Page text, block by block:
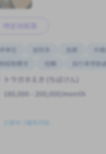
停車位 加班多 加薪 外
無經驗要求
短期 自行車停放處
トウガネえき (ちばけん)
180,000 - 200,000/month
已發布 3個多月前